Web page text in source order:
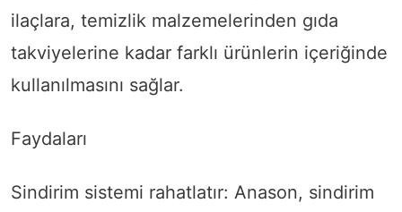
ilaçlara, temizlik malzemelerinden gıda
takviyelerine kadar farklı ürünlerin içeriğinde
kullanılmasını sağlar.
Faydaları
Sindirim sistemi rahatlatır: Anason, sindirim